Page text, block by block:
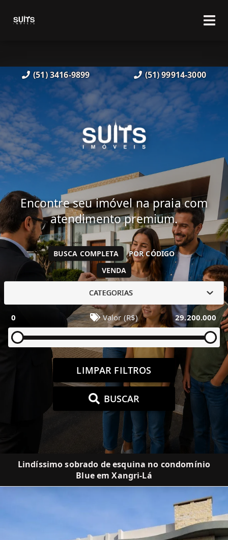
(51) 3416-9899 (51) 99914-3000
Encontre seu imóvel na praia com
atendimento premium.
VENDA
BUSCA COMPLETA POR CÓDIGO
CATEGORIAS
0 Valor (R$) 29.200.000
LIMPAR FILTROS
BUSCAR
Lindíssimo sobrado de esquina no condomínio
Blue em Xangri-Lá